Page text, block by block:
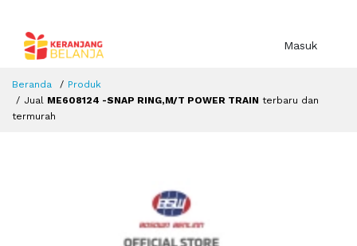
Masuk
Beranda
Produk
Jual ME608124 -SNAP RING,M/T POWER TRAIN terbaru dan
termurah